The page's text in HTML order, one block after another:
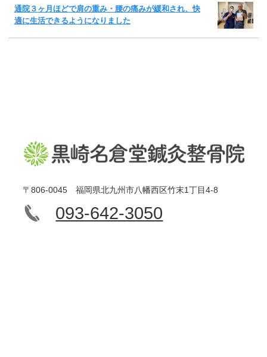
通院３ヶ月ほどで肩の重み・腰の痛みが緩和され、快
適に生活できるようになりました
〒806-0045 福岡県北九州市八幡西区竹末1丁目4-8
093-642-3050